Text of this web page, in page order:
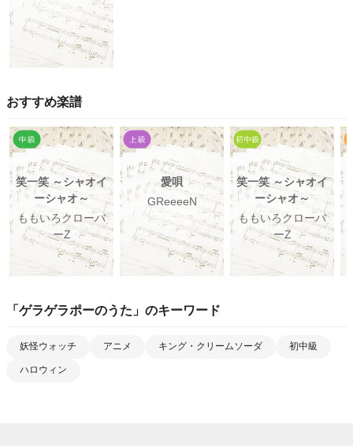
おすすめ楽譜
笑一笑 ～シャオイ
ーシャオ～
ももいろクローバ
ーZ
愛唄
GReeeeN
笑一笑 ～シャオイ
ーシャオ～
ももいろクローバ
ーZ
「 ゲラゲラポーのうた 」のキーワード
妖怪ウォッチ アニメ キング・クリームソーダ 初中級
ハロウィン